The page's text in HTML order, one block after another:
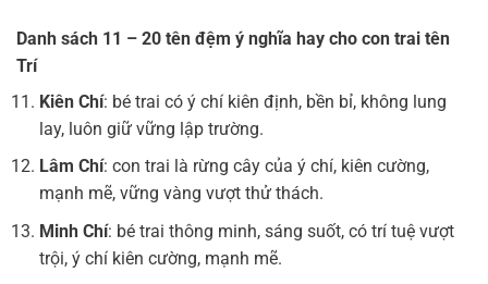
Danh sách 11 – 20 tên đệm ý nghĩa hay cho con trai tên
Trí
Kiên Chí: bé trai có ý chí kiên định, bền bỉ, không lung
lay, luôn giữ vững lập trường.
Lâm Chí: con trai là rừng cây của ý chí, kiên cường,
mạnh mẽ, vững vàng vượt thử thách.
Minh Chí: bé trai thông minh, sáng suốt, có trí tuệ vượt
trội, ý chí kiên cường, mạnh mẽ.